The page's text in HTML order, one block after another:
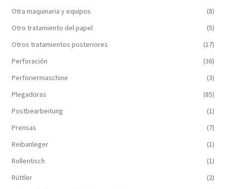
Otra maquinaria y equipos
(8)
Otro tratamiento del papel
(5)
Otros tratamientos posteriores
(17)
Perforación
(36)
Perforiermaschine
(3)
Plegadoras
(85)
Postbearbeitung
(1)
Prensas
(7)
Reibanleger
(1)
Rollentisch
(1)
Rüttler
(2)